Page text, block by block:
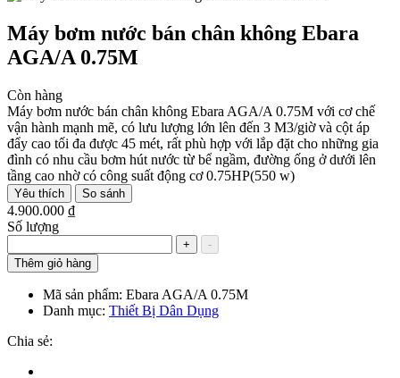
Máy bơm nước bán chân không Ebara
AGA/A 0.75M
Còn hàng
Máy bơm nước bán chân không Ebara AGA/A 0.75M với cơ chế
vận hành mạnh mẽ, có lưu lượng lớn lên đến 3 M3/giờ và cột áp
đẩy cao tối đa được 45 mét, rất phù hợp với lắp đặt cho những gia
đình có nhu cầu bơm hút nước từ bể ngầm, đường ống ở dưới lên
tầng cao nhờ có công suất động cơ 0.75HP(550 w)
Yêu thích So sánh
4.900.000 ₫
Số lượng
+
-
Thêm giỏ hàng
Mã sản phẩm: Ebara AGA/A 0.75M
Danh mục: Thiết Bị Dân Dụng
Chia sẻ: